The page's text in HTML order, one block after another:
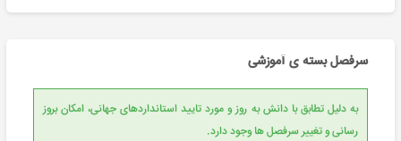
سرفصل بسته ی آموزشی
به دلیل تطابق با دانش به روز و مورد تایید استانداردهای جهانی، امکان بروز
رسانی و تغییر سرفصل ها وجود دارد.